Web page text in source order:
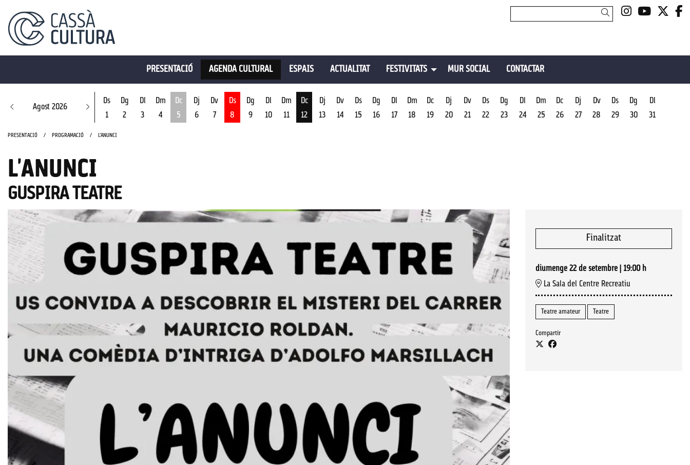
Link aLink a
Cercar
PRESENTACIÓ AGENDA CULTURAL ESPAIS ACTUALITAT FESTIVITATS MUR SOCIAL CONTACTAR
Agost 2026
Ds
1
Dg
2
Dl
3
Dm
4
Dc
5
Dj
6
Dv
7
Ds
8
Dg
9
Dl
10
Dm
11
Dc
12
Dj
13
Dv
14
Ds
15
Dg
16
Dl
17
Dm
18
Dc
19
Dj
20
Dv
21
Ds
22
Dg
23
Dl
24
Dm
25
Dc
26
Dj
27
Dv
28
Ds
29
Dg
30
Dl
31
PRESENTACIÓ PROGRAMACIÓ L'ANUNCI
L'ANUNCI
GUSPIRA TEATRE
Finalitzat
diumenge 22 de setembre
19:00 h
La Sala del Centre Recreatiu
Teatre amateur Teatre
Compartir